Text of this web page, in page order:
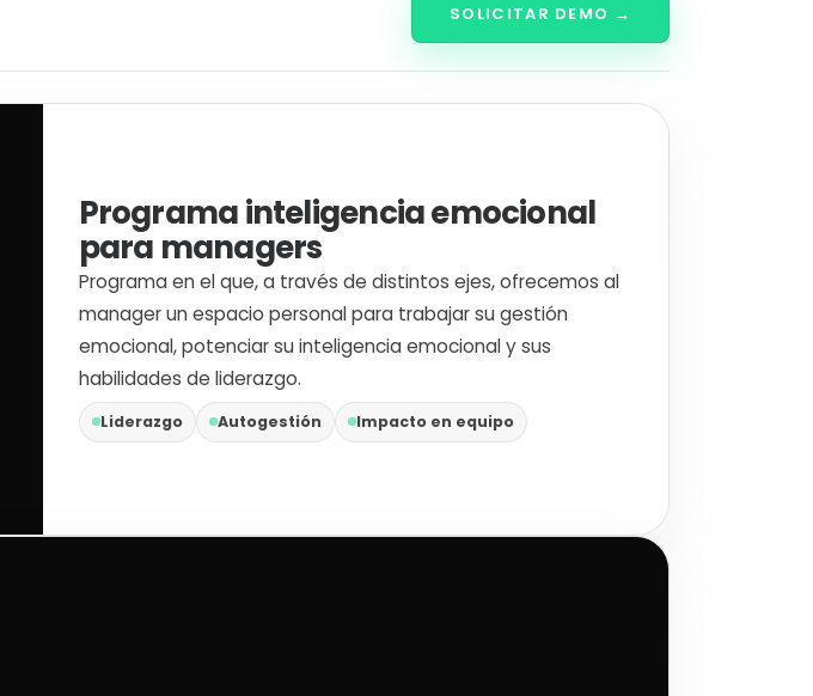
SOLICITAR DEMO →
Programa inteligencia emocional
para managers
Programa en el que, a través de distintos ejes, ofrecemos al
manager un espacio personal para trabajar su gestión
emocional, potenciar su inteligencia emocional y sus
habilidades de liderazgo.
Liderazgo Autogestión Impacto en equipo